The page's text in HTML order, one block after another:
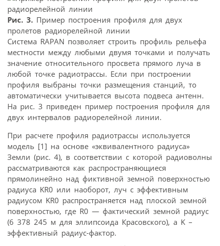
Рис. 3. Пример построения профиля для двух
пролетов радиорелейной линии
Система RAPAN позволяет строить профиль рельефа
местности между любыми двумя точками и получать
значение относительного просвета прямого луча в
любой точке радиотрассы. Если при построении
профиля выбраны точки размещения станций, то
автоматически учитывается высота подвеса антенн.
На рис. 3 приведен пример построения профиля для
двух интервалов радиорелейной линии.
При расчете профиля радиотрассы используется
модель [1] на основе «эквивалентного радиуса»
Земли (рис. 4), в соответствии с которой радиоволны
рассматриваются как распространяющиеся
прямолинейно над фиктивной земной поверхностью
радиуса KR0 или наоборот, луч с эффективным
радиусом KR0 распространяется над плоской земной
поверхностью, где R0 — фактический земной радиус
(6 378 245 м для эллипсоида Красовского), а K –
эффективный радиус-фактор.